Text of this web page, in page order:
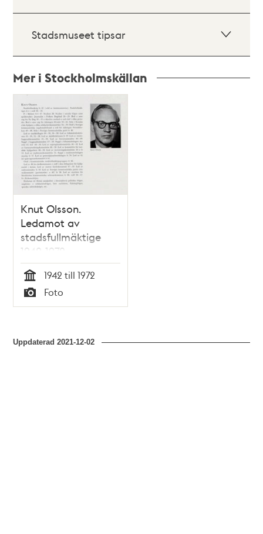
Stadsmuseet tipsar
Mer i Stockholmskällan
poster
och
teman
Knut Olsson.
Ledamot av
stadsfullmäktige
1942-1972
Tid
1942 till 1972
Typ
Foto
Uppdaterad2021-12-02